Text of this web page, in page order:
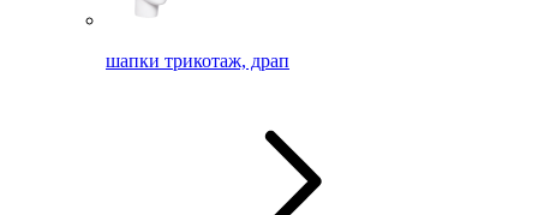
шапки трикотаж, драп